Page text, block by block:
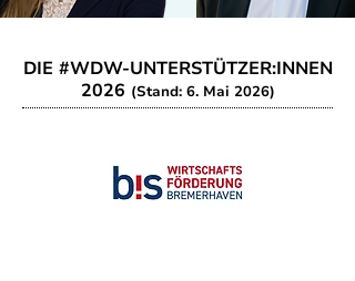
DIE #WDW-UNTERSTÜTZER:INNEN
2026 (Stand: 6. Mai 2026)